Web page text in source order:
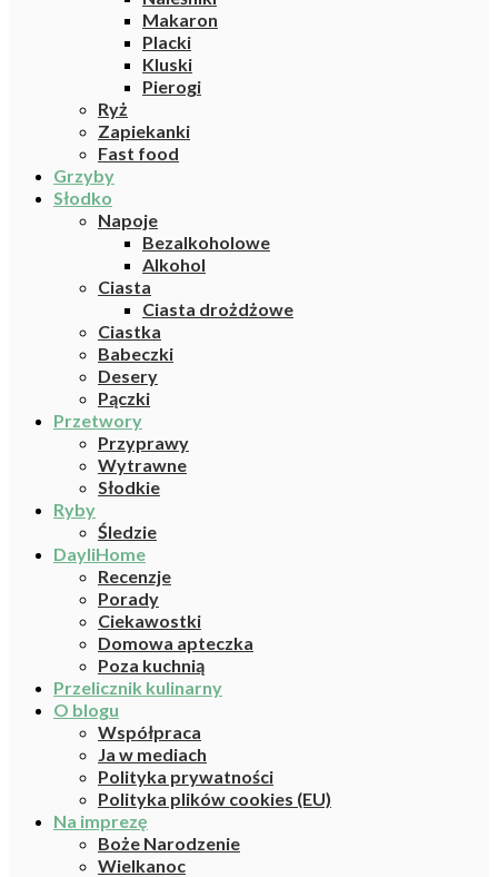
Makaron
Placki
Kluski
Pierogi
Ryż
Zapiekanki
Fast food
Grzyby
Słodko
Napoje
Bezalkoholowe
Alkohol
Ciasta
Ciasta drożdżowe
Ciastka
Babeczki
Desery
Pączki
Przetwory
Przyprawy
Wytrawne
Słodkie
Ryby
Śledzie
DayliHome
Recenzje
Porady
Ciekawostki
Domowa apteczka
Poza kuchnią
Przelicznik kulinarny
O blogu
Współpraca
Ja w mediach
Polityka prywatności
Polityka plików cookies (EU)
Na imprezę
Boże Narodzenie
Wielkanoc